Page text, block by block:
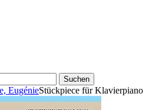
EugénieStückpiece fürKlavierpiano